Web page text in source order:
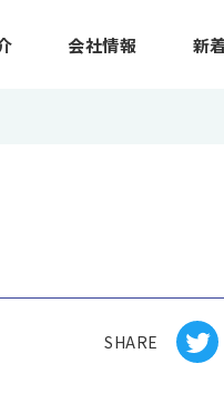
会社情報 新
SHARE